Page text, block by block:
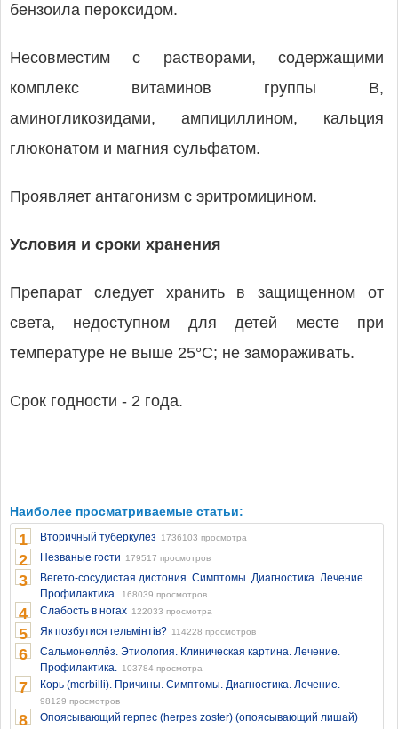
бензоила пероксидом.
Несовместим с растворами, содержащими
комплекс витаминов группы В,
аминогликозидами, ампициллином, кальция
глюконатом и магния сульфатом.
Проявляет антагонизм с эритромицином.
Условия и сроки хранения
Препарат следует хранить в защищенном от
света, недоступном для детей месте при
температуре не выше 25°С; не замораживать.
Срок годности - 2 года.
Наиболее просматриваемые статьи:
1 Вторичный туберкулез 1736103 просмотра
2 Незваные гости 179517 просмотров
3
Вегето-сосудистая дистония. Симптомы. Диагностика. Лечение.
Профилактика. 168039 просмотров
4 Слабость в ногах 122033 просмотра
5 Як позбутися гельмінтів? 114228 просмотров
6
Сальмонеллёз. Этиология. Клиническая картина. Лечение.
Профилактика. 103784 просмотра
7 Корь (morbilli). Причины. Симптомы. Диагностика. Лечение.
98129 просмотров
8 Опоясывающий герпес (herpes zoster) (опоясывающий лишай)